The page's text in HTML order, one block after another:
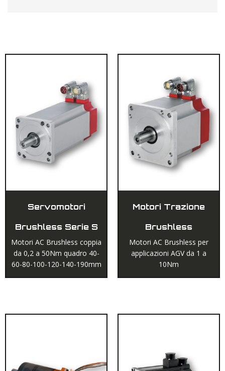
Servomotori
Brushless Serie S
Motori AC Brushless coppia
da 0,2 a 50Nm quadro 40-
60-80-100-120-140-190mm
Motori Trazione
Brushless
Motori AC Brushless per
applicazioni AGV da 1 a
10Nm